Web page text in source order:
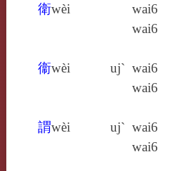
衛wèi
wai6
wai6
衞wèi uj` wai6
wai6
謂wèi uj` wai6
wai6